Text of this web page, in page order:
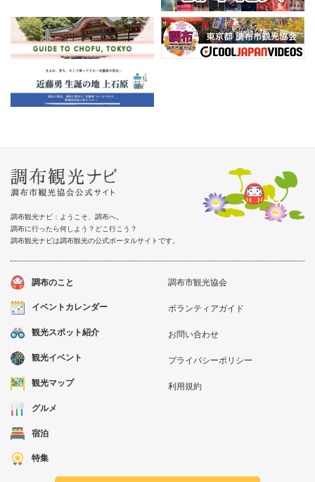
調布観光ナビ：ようこそ、調布へ。
調布に行ったら何しよう？どこ行こう？
調布観光ナビは調布観光の公式ポータルサイトです。
調布のこと
イベントカレンダー
観光スポット紹介
観光イベント
観光マップ
グルメ
宿泊
特集
調布市観光協会
ボランティアガイド
お問い合わせ
プライバシーポリシー
利用規約